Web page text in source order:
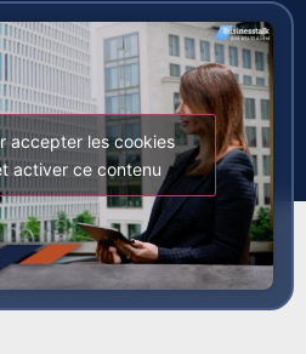
accepter les cookies
activer ce contenu